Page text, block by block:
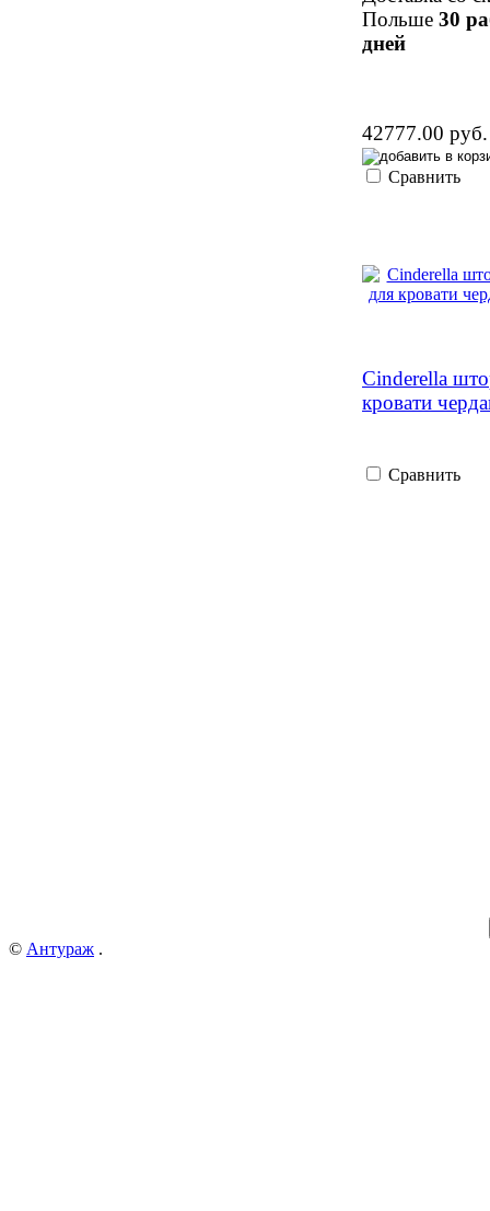
Польше 30
дней
42777.00 руб.
Сравнить
Cinderella
кровати
Сравнить
© Антураж .